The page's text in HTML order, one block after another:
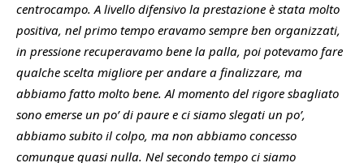
centrocampo. A livello difensivo la prestazione è stata molto
positiva, nel primo tempo eravamo sempre ben organizzati,
in pressione recuperavamo bene la palla, poi potevamo fare
qualche scelta migliore per andare a finalizzare, ma
abbiamo fatto molto bene. Al momento del rigore sbagliato
sono emerse un po’ di paure e ci siamo slegati un po’,
abbiamo subito il colpo, ma non abbiamo concesso
comunque quasi nulla. Nel secondo tempo ci siamo